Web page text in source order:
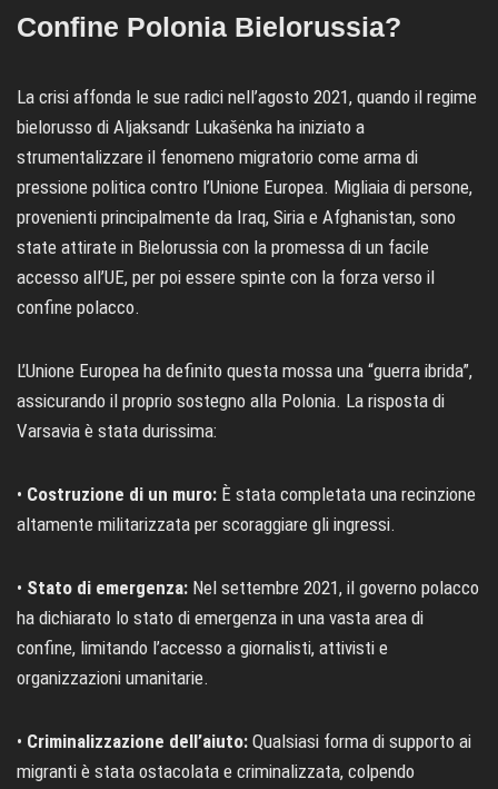
Confine Polonia Bielorussia?
La crisi affonda le sue radici nell’agosto 2021, quando il regime
bielorusso di Aljaksandr Lukašėnka ha iniziato a
strumentalizzare il fenomeno migratorio come arma di
pressione politica contro l’Unione Europea. Migliaia di persone,
provenienti principalmente da Iraq, Siria e Afghanistan, sono
state attirate in Bielorussia con la promessa di un facile
accesso all’UE, per poi essere spinte con la forza verso il
confine polacco.
L’Unione Europea ha definito questa mossa una “guerra ibrida”,
assicurando il proprio sostegno alla Polonia. La risposta di
Varsavia è stata durissima:
• Costruzione di un muro: È stata completata una recinzione
altamente militarizzata per scoraggiare gli ingressi.
• Stato di emergenza: Nel settembre 2021, il governo polacco
ha dichiarato lo stato di emergenza in una vasta area di
confine, limitando l’accesso a giornalisti, attivisti e
organizzazioni umanitarie.
• Criminalizzazione dell’aiuto: Qualsiasi forma di supporto ai
migranti è stata ostacolata e criminalizzata, colpendo